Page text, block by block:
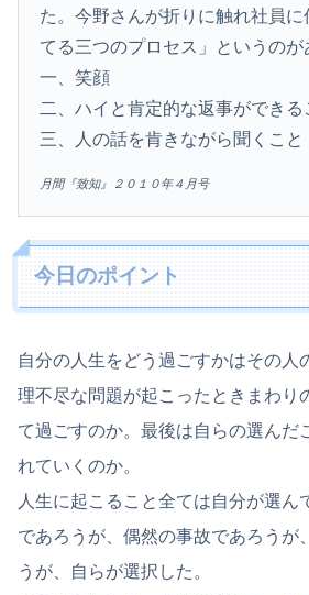
た。今野さんが折りに触れ社員
てる三つのプロセス」というのが
一、笑顔
二、ハイと肯定的な返事ができる
三、人の話を肯きながら聞くこと
月間『致知』２０１０年４月号
今日のポイント
自分の人生をどう過ごすかはその人
理不尽な問題が起こったときまわり
て過ごすのか。最後は自らの選んだ
れていくのか。
人生に起こること全ては自分が選ん
であろうが、偶然の事故であろうが
うが、自らが選択した。